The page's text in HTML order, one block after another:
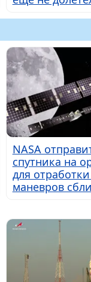
NASA
спутника на
для
маневров